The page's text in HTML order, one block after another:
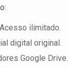
Acesso ilimitado.
digital original.
Google Drive.